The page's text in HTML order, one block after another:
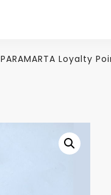
PARAMARTA Loyalty